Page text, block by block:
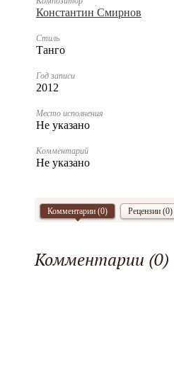
Константин Смирнов
Стиль
Танго
Год записи
2012
Место исполнения
Не указано
Комментарий
Не указано
Комментарии (0) Рецензии (0)
Комментарии (0)